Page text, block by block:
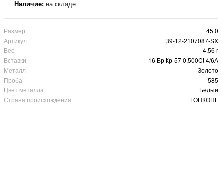
Наличие: на складе
Размер
45.0
Артикул
39-12-2107087-SX
Вес
4.56 г
Вставки
16 Бр Кр-57 0,500Ct 4/6А
Металл
Золото
Проба
585
Цвет металла
Белый
Страна происхождения
ГОНКОНГ